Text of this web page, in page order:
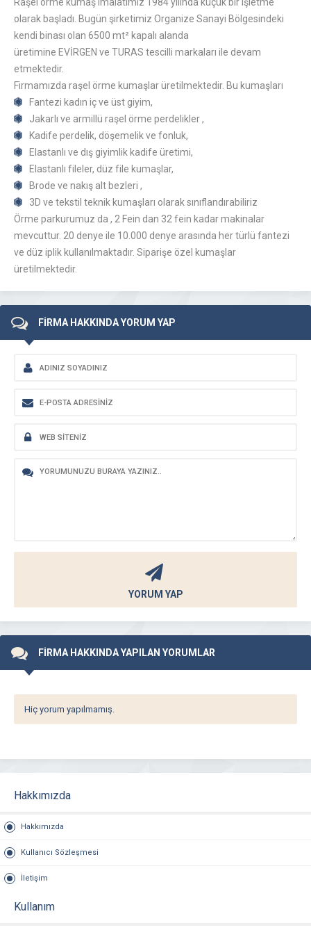
olarak başladı. Bugün şirketimiz Organize Sanayi Bölgesindeki
kendi binası olan 6500 mt² kapalı alanda
üretimine EVİRGEN ve TURAS tescilli markaları ile devam
etmektedir.
Firmamızda raşel örme kumaşlar üretilmektedir. Bu kumaşları
Fantezi kadın iç ve üst giyim,
Jakarlı ve armillü raşel örme perdelikler ,
Kadife perdelik, döşemelik ve fonluk,
Elastanlı ve dış giyimlik kadife üretimi,
Elastanlı fileler, düz file kumaşlar,
Brode ve nakış alt bezleri ,
3D ve tekstil teknik kumaşları olarak sınıflandırabiliriz
Örme parkurumuz da , 2 Fein dan 32 fein kadar makinalar
mevcuttur. 20 denye ile 10.000 denye arasında her türlü fantezi
ve düz iplik kullanılmaktadır. Siparişe özel kumaşlar
üretilmektedir.
FİRMA HAKKINDA YORUM YAP
YORUM YAP
FİRMA HAKKINDA YAPILAN YORUMLAR
Hiç yorum yapılmamış.
Hakkımızda
Hakkımızda
Kullanıcı Sözleşmesi
İletişim
Kullanım